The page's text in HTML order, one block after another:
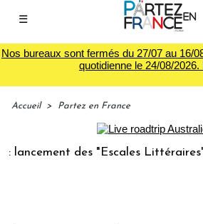
☰
Nos bureaux sont fermés du 27/07 au 16/
quotidienne le 24/08/2026.
Accueil > Partez en France
des "Escales Littéraires", la